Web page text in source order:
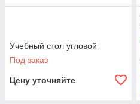
Учебный стол угловой
Под заказ
Цену уточняйте